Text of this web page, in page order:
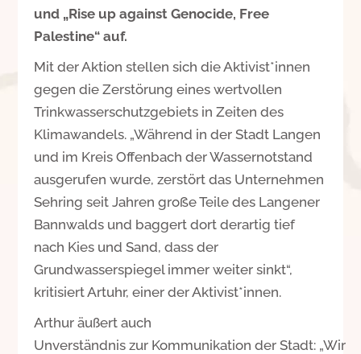
und „Rise up against Genocide, Free
Palestine“ auf.
Mit der Aktion stellen sich die Aktivist*innen
gegen die Zerstörung eines wertvollen
Trinkwasserschutzgebiets in Zeiten des
Klimawandels. „Während in der Stadt Langen
und im Kreis Offenbach der Wassernotstand
ausgerufen wurde, zerstört das Unternehmen
Sehring seit Jahren groẞe Teile des Langener
Bannwalds und baggert dort derartig tief
nach Kies und Sand, dass der
Grundwasserspiegel immer weiter sinkt“,
kritisiert Artuhr, einer der Aktivist*innen.
Arthur äußert auch
Unverständnis zur Kommunikation der Stadt: „Wir